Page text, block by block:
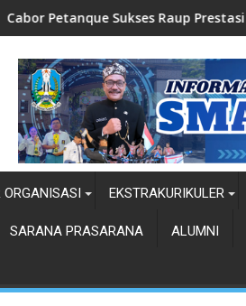
Sukses Raup Prestasi
ORGANISASI EKSTRAKURIKULER
SARANA PRASARANA ALUMNI